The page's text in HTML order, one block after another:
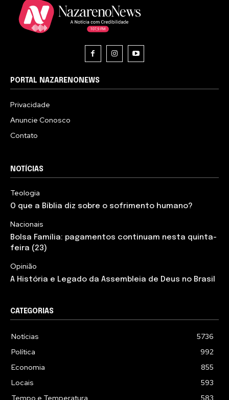
PORTAL NAZARENONEWS
Privacidade
Anuncie Conosco
Contato
NOTÍCIAS
Teologia
O que a Bíblia diz sobre o sofrimento humano?
Nacionais
Bolsa Família: pagamentos continuam nesta quinta-
feira (23)
Opinião
A História e Legado da Assembleia de Deus no Brasil
CATEGORIAS
Notícias
5736
Política
992
Economia
855
Locais
593
Tempo e Temperatura
583